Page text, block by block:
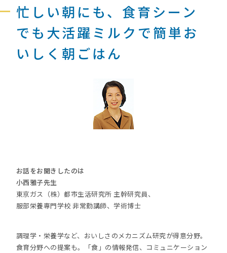
忙しい朝にも、食育シーン
でも大活躍ミルクで簡単お
いしく朝ごはん
お話をお聞きしたのは
小西雅子先生
東京ガス（株）都市生活研究所 主幹研究員、
服部栄養専門学校 非常勤講師、学術博士
調理学・栄養学など、おいしさのメカニズム研究が得意分野。
食育分野への提案も。「食」の情報発信、コミュニケーション